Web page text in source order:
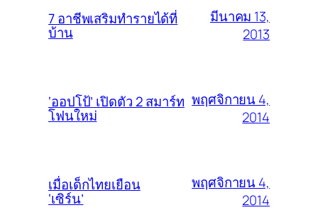
7 อาชีพเสริมทำรายได้ที่
บ้าน
มีนาคม 13,
2013
‘ออปโป้’ เปิดตัว 2 สมาร์ท
โฟนใหม่
พฤศจิกายน 4,
2014
เมื่อเด็กไทยเยือน
‘เซิร์น’
พฤศจิกายน 4,
2014